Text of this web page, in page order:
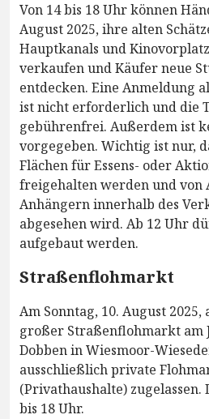
Von 14 bis 18 Uhr können
August 2025, ihre alten
Hauptkanals und
verkaufen und Käufer neue
entdecken. Eine Anmeldung
ist nicht erforderlich und die
gebührenfrei. Außerdem ist
vorgegeben. Wichtig ist nur,
Flächen für Essens- oder
freigehalten werden und von
Anhängern innerhalb des
abgesehen wird. Ab 12 Uhr
aufgebaut werden.
Straßenflohmarkt
Am Sonntag, 10. August
großer Straßenflohmarkt am
Dobben in Wiesmoor-
ausschließlich private
(Privathaushalte)
bis 18 Uhr.